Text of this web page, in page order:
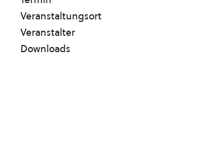
Veranstaltungsort
Veranstalter
Downloads